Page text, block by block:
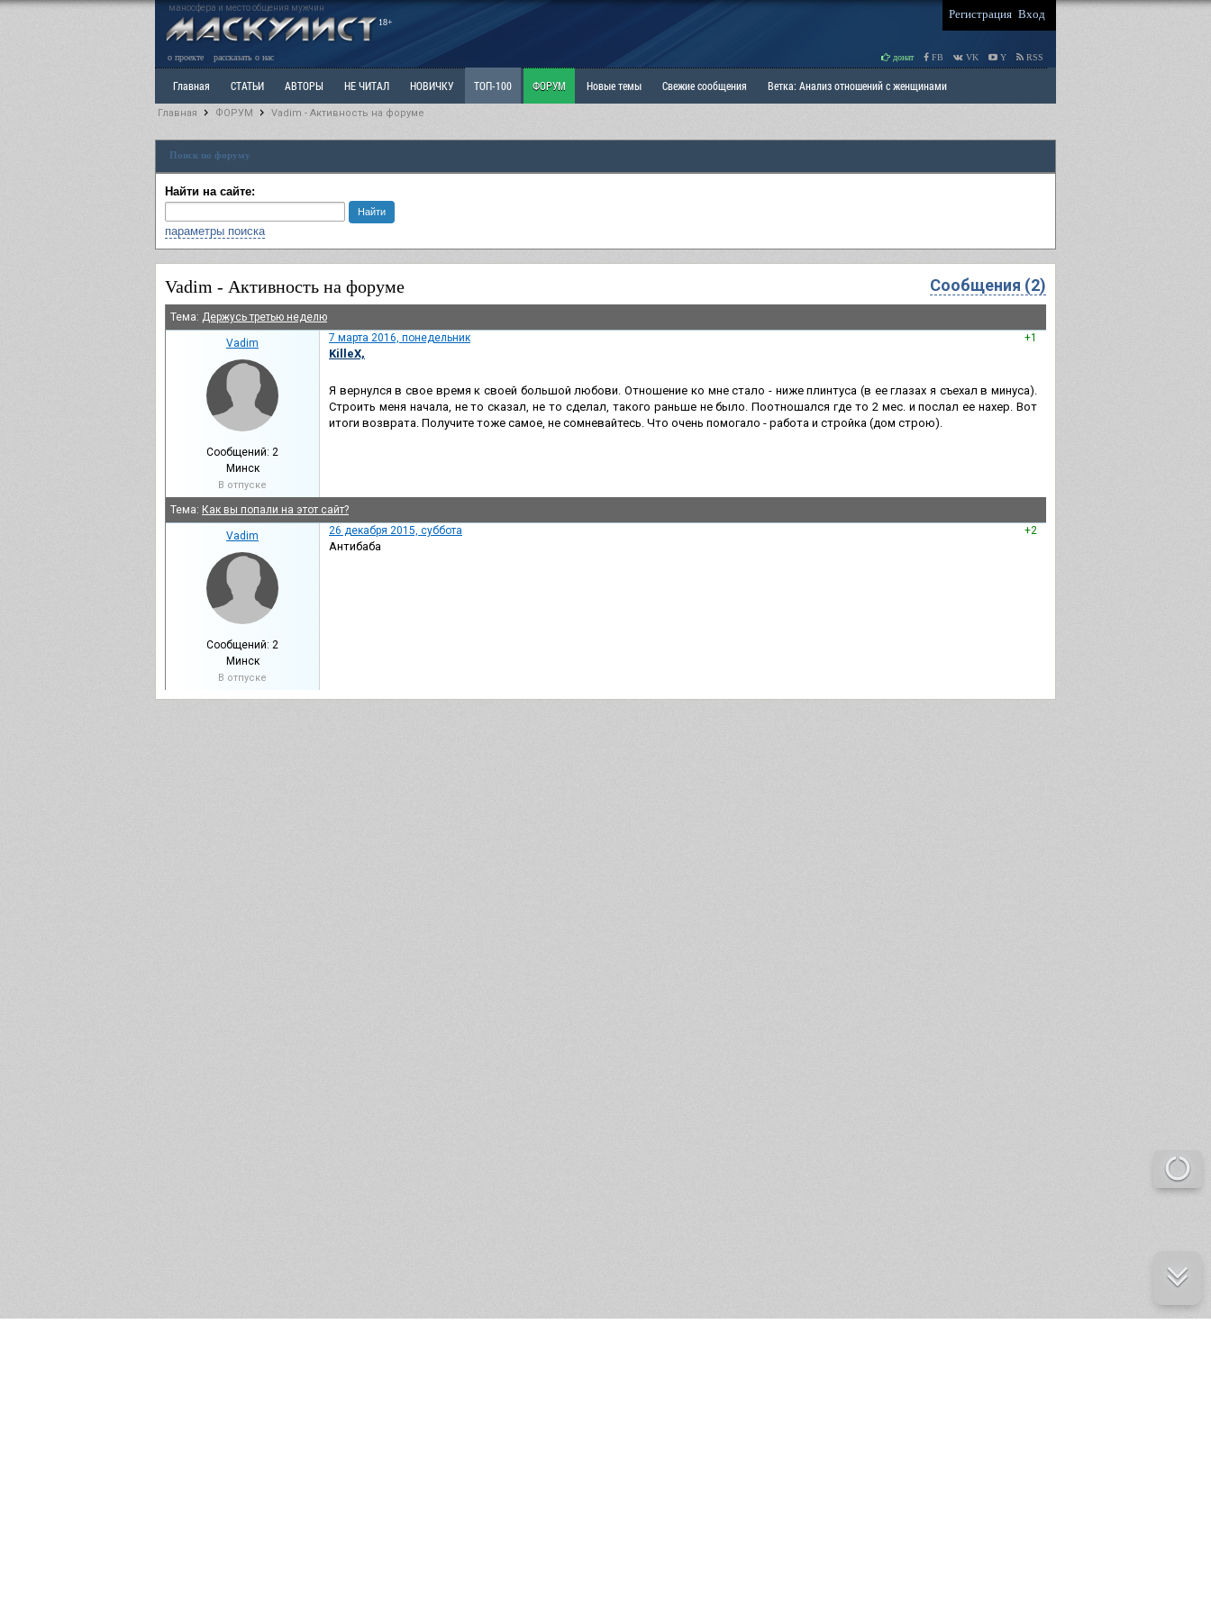
маносфера и место общения мужчин
18+
Регистрация Вход
о проекте рассказать о нас донат FB VK Y RSS
Главная СТАТЬИ АВТОРЫ НЕ ЧИТАЛ НОВИЧКУ ТОП-100 ФОРУМ Новые темы Свежие сообщения Ветка: Анализ отношений с женщинами
Ветка: Наболевшее. Выскажись!
РАЗДЕЛ: Разное
Главная ФОРУМ Vadim - Активность на форуме
Поиск по форуму
Найти на сайте:
параметры поиска
Сообщения (2)
Vadim - Активность на форуме
Тема: Держусь третью неделю
Vadim
Сообщений: 2
Минск
В отпуске
7 марта 2016, понедельник +1
KilleX,
Я вернулся в свое время к своей большой любови. Отношение ко мне стало - ниже плинтуса (в ее глазах я съехал в минуса).
Строить меня начала, не то сказал, не то сделал, такого раньше не было. Поотношался где то 2 мес. и послал ее нахер. Вот
итоги возврата. Получите тоже самое, не сомневайтесь. Что очень помогало - работа и стройка (дом строю).
Тема: Как вы попали на этот сайт?
Vadim
Сообщений: 2
Минск
В отпуске
26 декабря 2015, суббота +2
Антибаба